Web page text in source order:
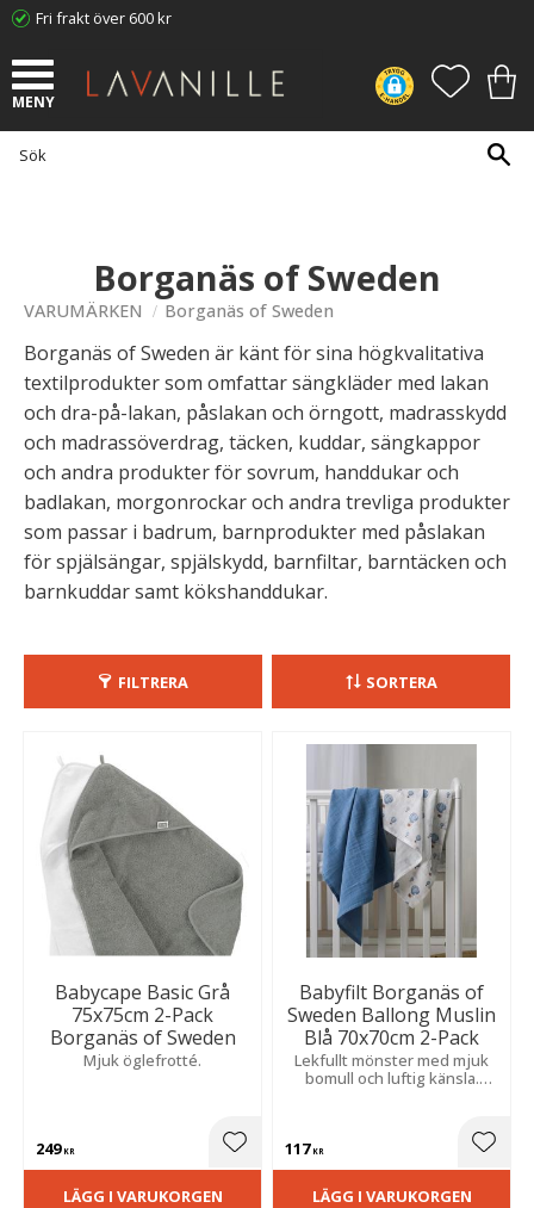
Fri frakt över 600 kr
Borganäs of Sweden
VARUMÄRKEN Borganäs of Sweden
Borganäs of Sweden är känt för sina högkvalitativa
textilprodukter som omfattar sängkläder med lakan
och dra-på-lakan, påslakan och örngott, madrasskydd
och madrassöverdrag, täcken, kuddar, sängkappor
och andra produkter för sovrum, handdukar och
badlakan, morgonrockar och andra trevliga produkter
som passar i badrum, barnprodukter med påslakan
för spjälsängar, spjälskydd, barnfiltar, barntäcken och
barnkuddar samt kökshanddukar.
FILTRERA SORTERA
Babycape Basic Grå
75x75cm 2-Pack
Borganäs of Sweden
Mjuk öglefrotté.
249KR Lägg till i favoriter
LÄGG I VARUKORGEN
Babyfilt Borganäs of
Sweden Ballong Muslin
Blå 70x70cm 2-Pack
Lekfullt mönster med mjuk
bomull och luftig känsla.
117 KR
LÄGG I VARUKORGEN